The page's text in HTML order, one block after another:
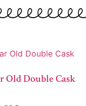
Old Double Cask